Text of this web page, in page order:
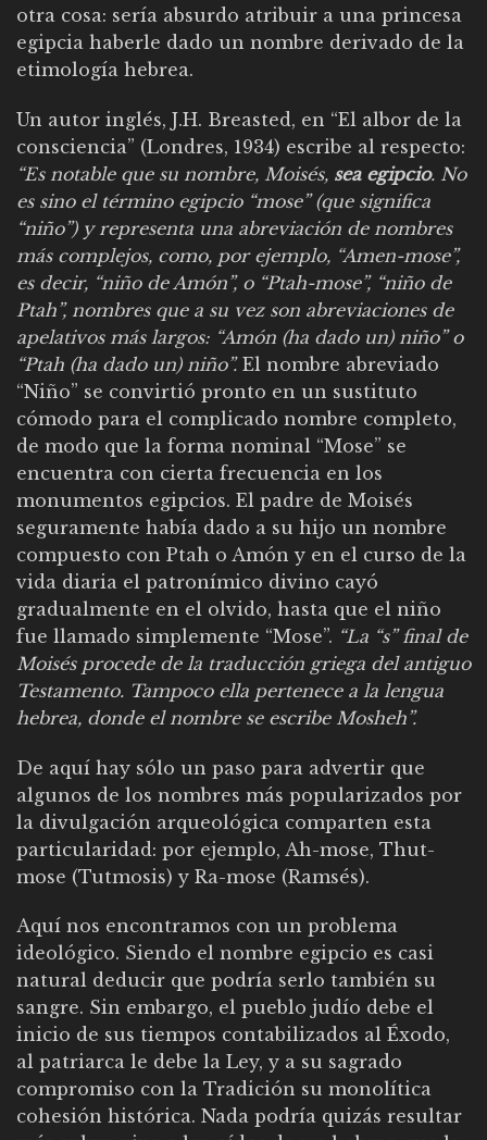
otra cosa: sería absurdo atribuir a una princesa
egipcia haberle dado un nombre derivado de la
etimología hebrea.
Un autor inglés, J.H. Breasted, en “El albor de la
consciencia” (Londres, 1934) escribe al respecto:
“Es notable que su nombre, Moisés, sea egipcio. No
es sino el término egipcio “mose” (que significa
“niño”) y representa una abreviación de nombres
más complejos, como, por ejemplo, “Amen-mose”,
es decir, “niño de Amón”, o “Ptah-mose”, “niño de
Ptah”, nombres que a su vez son abreviaciones de
apelativos más largos: “Amón (ha dado un) niño” o
“Ptah (ha dado un) niño”.El nombre abreviado
“Niño” se convirtió pronto en un sustituto
cómodo para el complicado nombre completo,
de modo que la forma nominal “Mose” se
encuentra con cierta frecuencia en los
monumentos egipcios. El padre de Moisés
seguramente había dado a su hijo un nombre
compuesto con Ptah o Amón y en el curso de la
vida diaria el patronímico divino cayó
gradualmente en el olvido, hasta que el niño
fue llamado simplemente “Mose”. “La “s” final de
Moisés procede de la traducción griega del antiguo
Testamento. Tampoco ella pertenece a la lengua
hebrea, donde el nombre se escribe Mosheh”.
De aquí hay sólo un paso para advertir que
algunos de los nombres más popularizados por
la divulgación arqueológica comparten esta
particularidad: por ejemplo, Ah-mose, Thut-
mose (Tutmosis) y Ra-mose (Ramsés).
Aquí nos encontramos con un problema
ideológico. Siendo el nombre egipcio es casi
natural deducir que podría serlo también su
sangre. Sin embargo, el pueblo judío debe el
inicio de sus tiempos contabilizados al Éxodo,
al patriarca le debe la Ley, y a su sagrado
compromiso con la Tradición su monolítica
cohesión histórica. Nada podría quizás resultar